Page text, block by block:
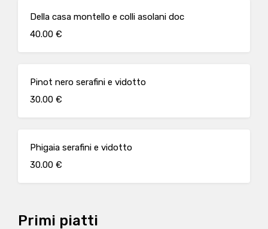
Della casa montello e colli asolani doc
40.00 €
Pinot nero serafini e vidotto
30.00 €
Phigaia serafini e vidotto
30.00 €
Primi piatti